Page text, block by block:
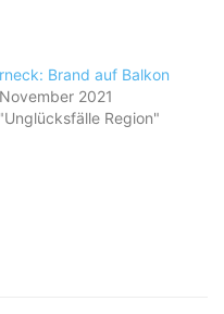
Brand auf Balkon
2021
Region"